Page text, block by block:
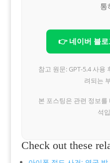
통
👉 네이버 블
참고 원문: GPT-5.4 사용
려되는
본 포스팅은 관련 정보
석
Check out these